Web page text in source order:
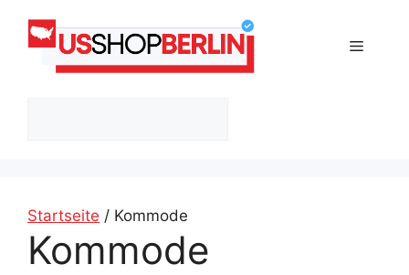
Inhalt
springen
Menü
Startseite / Kommode
Kommode